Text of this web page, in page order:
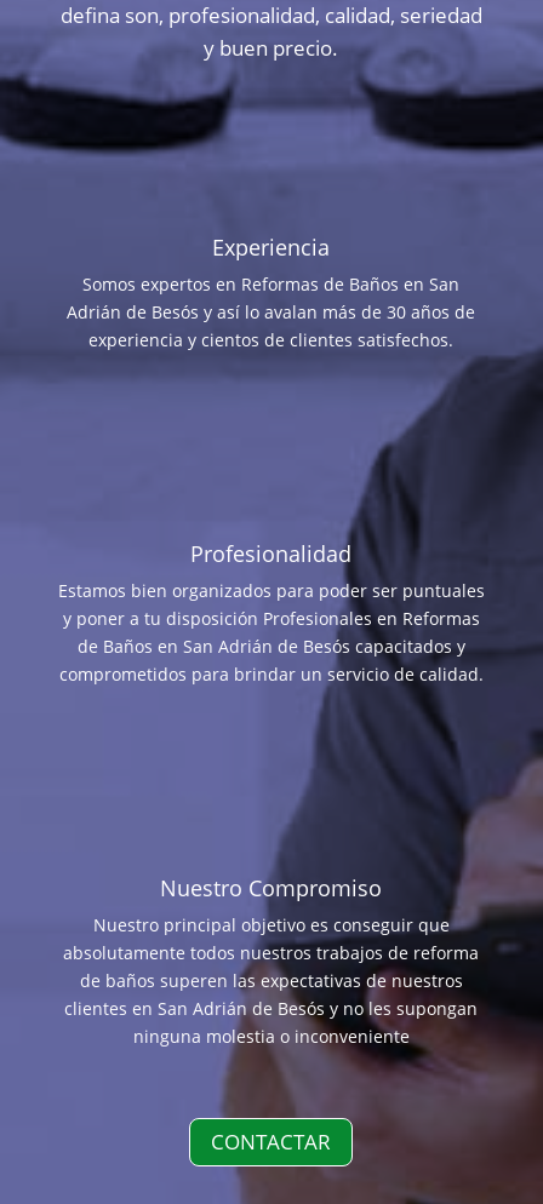
defina son, profesionalidad, calidad, seriedad
y buen precio.
Experiencia
Somos expertos en Reformas de Baños en San
Adrián de Besós y así lo avalan más de 30 años de
experiencia y cientos de clientes satisfechos.
Profesionalidad
Estamos bien organizados para poder ser puntuales
y poner a tu disposición Profesionales en Reformas
de Baños en San Adrián de Besós capacitados y
comprometidos para brindar un servicio de calidad.
Nuestro Compromiso
Nuestro principal objetivo es conseguir que
absolutamente todos nuestros trabajos de reforma
de baños superen las expectativas de nuestros
clientes en San Adrián de Besós y no les supongan
ninguna molestia o inconveniente
CONTACTAR